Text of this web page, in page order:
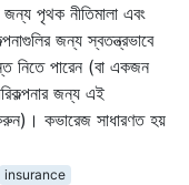
জন্য পৃথক নীতিমালা এবং
জন্য স্বতন্ত্রভাবে
নিতে পারেন (বা একজন
জন্য এই
কভারেজ সাধারণত হয়
insurance